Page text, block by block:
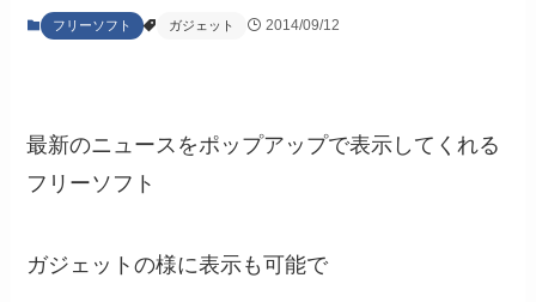
フリーソフト ガジェット 2014/09/12
最新のニュースをポップアップで表示してくれる
フリーソフト
ガジェットの様に表示も可能で